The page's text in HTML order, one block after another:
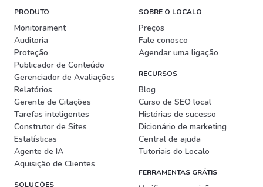
PRODUTO
Monitorament
Auditoria
Proteção
Publicador de Conteúdo
Gerenciador de Avaliações
Relatórios
Gerente de Citações
Tarefas inteligentes
Construtor de Sites
Estatísticas
Agente de IA
Aquisição de Clientes
SOLUÇÕES
SOBRE O LOCALO
Preços
Fale conosco
Agendar uma ligação
RECURSOS
Blog
Curso de SEO local
Histórias de sucesso
Dicionário de marketing
Central de ajuda
Tutoriais do Localo
FERRAMENTAS GRÁTIS